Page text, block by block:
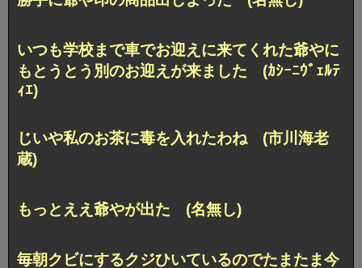
いつも学校まで車でお迎えに来てくれた爺やに
もとうとう別のお迎えが来ました (ｶｼｰﾆｳﾞｪﾙﾃ
ｨｴ)
じいや私のお茶に毒を入れたわね (市川海老
蔵)
もっとええ爺やが出た (名無し)
毎朝クビにするクジひいているのでたまたま今